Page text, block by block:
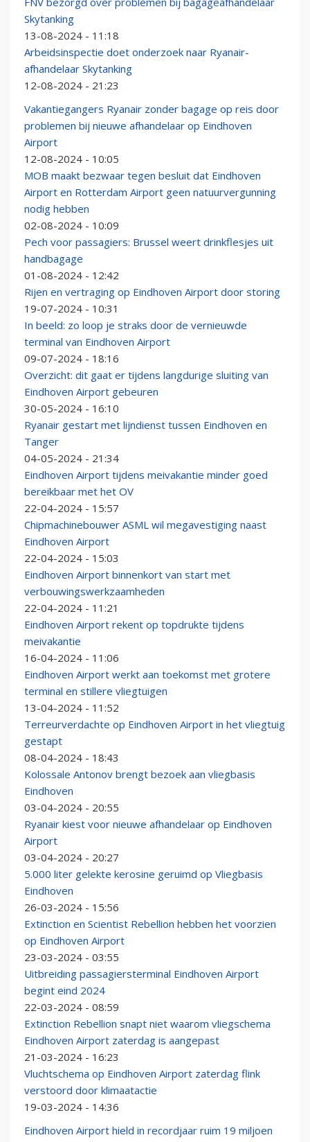
Skytanking
13-08-2024 - 11:18
Arbeidsinspectie doet onderzoek naar Ryanair-
afhandelaar Skytanking
12-08-2024 - 21:23
Vakantiegangers Ryanair zonder bagage op reis door
problemen bij nieuwe afhandelaar op Eindhoven
Airport
12-08-2024 - 10:05
MOB maakt bezwaar tegen besluit dat Eindhoven
Airport en Rotterdam Airport geen natuurvergunning
nodig hebben
02-08-2024 - 10:09
Pech voor passagiers: Brussel weert drinkflesjes uit
handbagage
01-08-2024 - 12:42
Rijen en vertraging op Eindhoven Airport door storing
19-07-2024 - 10:31
In beeld: zo loop je straks door de vernieuwde
terminal van Eindhoven Airport
09-07-2024 - 18:16
Overzicht: dit gaat er tijdens langdurige sluiting van
Eindhoven Airport gebeuren
30-05-2024 - 16:10
Ryanair gestart met lijndienst tussen Eindhoven en
Tanger
04-05-2024 - 21:34
Eindhoven Airport tijdens meivakantie minder goed
bereikbaar met het OV
22-04-2024 - 15:57
Chipmachinebouwer ASML wil megavestiging naast
Eindhoven Airport
22-04-2024 - 15:03
Eindhoven Airport binnenkort van start met
verbouwingswerkzaamheden
22-04-2024 - 11:21
Eindhoven Airport rekent op topdrukte tijdens
meivakantie
16-04-2024 - 11:06
Eindhoven Airport werkt aan toekomst met grotere
terminal en stillere vliegtuigen
13-04-2024 - 11:52
Terreurverdachte op Eindhoven Airport in het vliegtuig
gestapt
08-04-2024 - 18:43
Kolossale Antonov brengt bezoek aan vliegbasis
Eindhoven
03-04-2024 - 20:55
Ryanair kiest voor nieuwe afhandelaar op Eindhoven
Airport
03-04-2024 - 20:27
5.000 liter gelekte kerosine geruimd op Vliegbasis
Eindhoven
26-03-2024 - 15:56
Extinction en Scientist Rebellion hebben het voorzien
op Eindhoven Airport
23-03-2024 - 03:55
Uitbreiding passagiersterminal Eindhoven Airport
begint eind 2024
22-03-2024 - 08:59
Extinction Rebellion snapt niet waarom vliegschema
Eindhoven Airport zaterdag is aangepast
21-03-2024 - 16:23
Vluchtschema op Eindhoven Airport zaterdag flink
verstoord door klimaatactie
19-03-2024 - 14:36
Eindhoven Airport hield in recordjaar ruim 19 miljoen